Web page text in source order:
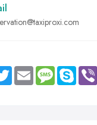
Twitter Email MessageSkype